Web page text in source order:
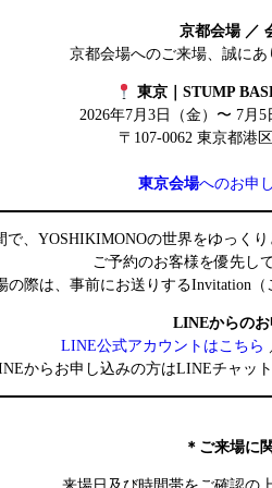
京都会場 ／
京都会場へのご来場、誠にあ
東京｜STUMP
2026年7月3日（金）〜 7月
〒107-0062 東京都港
東京会場へのお申
で、YOSHIKIMONOの世界をゆっく
ご予約のお客様を優先し
の際は、事前にお送りするInvitation
LINEからの
LINE公式アカウントはこちら
からお申し込みの方はLINEチャッ
＊ご来場に